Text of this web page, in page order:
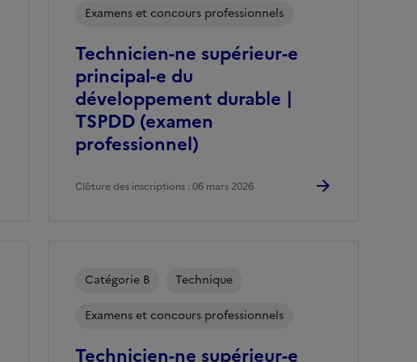
Technicien-ne supérieur-e
principal-e du
développement durable |
TSPDD (examen
professionnel)
Examens et concours professionnels
Clôture des inscriptions : 06 mars 2026
Technicien-ne supérieur-e
Catégorie B Technique
Examens et concours professionnels